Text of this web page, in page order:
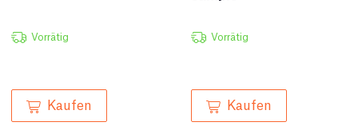
Vorrätig
Kaufen
Vorrätig
Kaufen